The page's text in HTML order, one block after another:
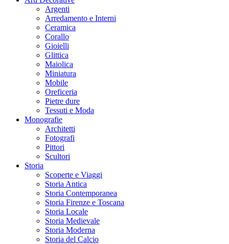
Argenti
Arredamento e Interni
Ceramica
Corallo
Gioielli
Glittica
Maiolica
Miniatura
Mobile
Oreficeria
Pietre dure
Tessuti e Moda
Monografie
Architetti
Fotografi
Pittori
Scultori
Storia
Scoperte e Viaggi
Storia Antica
Storia Contemporanea
Storia Firenze e Toscana
Storia Locale
Storia Medievale
Storia Moderna
Storia del Calcio